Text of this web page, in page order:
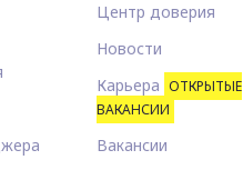
Центр доверия
Новости
Карьера ОТКРЫТЫЕ
ВАКАНСИИ
Вакансии